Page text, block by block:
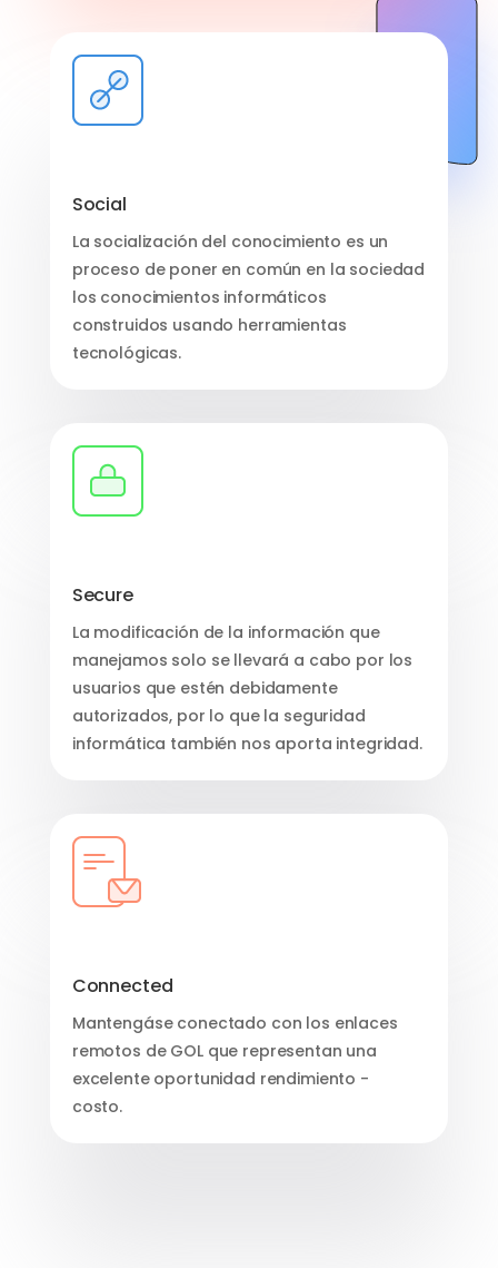
Social
La socialización del conocimiento es un
proceso de poner en común en la sociedad
los conocimientos informáticos
construidos usando herramientas
tecnológicas.
Secure
La modificación de la información que
manejamos solo se llevará a cabo por los
usuarios que estén debidamente
autorizados, por lo que la seguridad
informática también nos aporta integridad.
Connected
Mantengáse conectado con los enlaces
remotos de GOL que representan una
excelente oportunidad rendimiento -
costo.